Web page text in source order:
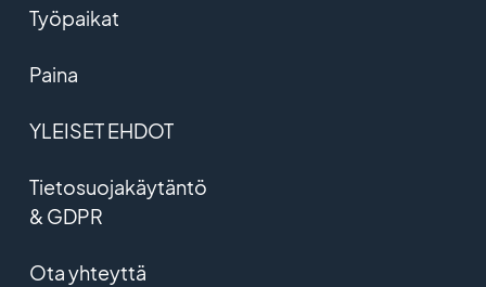
Työpaikat
Paina
YLEISET EHDOT
Tietosuojakäytäntö
& GDPR
Ota yhteyttä